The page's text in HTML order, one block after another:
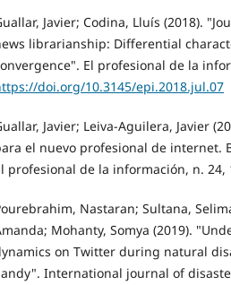
Javier; Codina, Lluí­s (2018).
librarianship: Differential
El profesional de la
doi.org/10.3145/epi.2018.jul.07
Javier; Leiva-Aguilera, Javier
el nuevo profesional de internet.
profesional de la información, n. 24,
Nastaran; Sultana,
Mohanty, Somya (2019).
on Twitter during natural
International journal of